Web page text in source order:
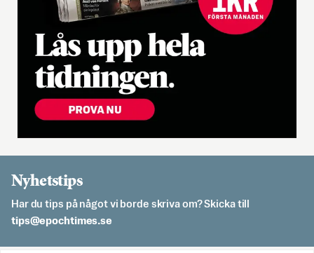
Nyhetstips
Har du tips på något vi borde skriva om? Skicka till
es.semithcope@spit